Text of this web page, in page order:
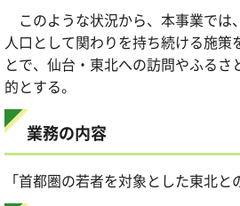
このような状況から、本事業では
人口として関わりを持ち続ける施
とで、仙台・東北への訪問やふる
的とする。
業務の内容
「首都圏の若者を対象とした東北